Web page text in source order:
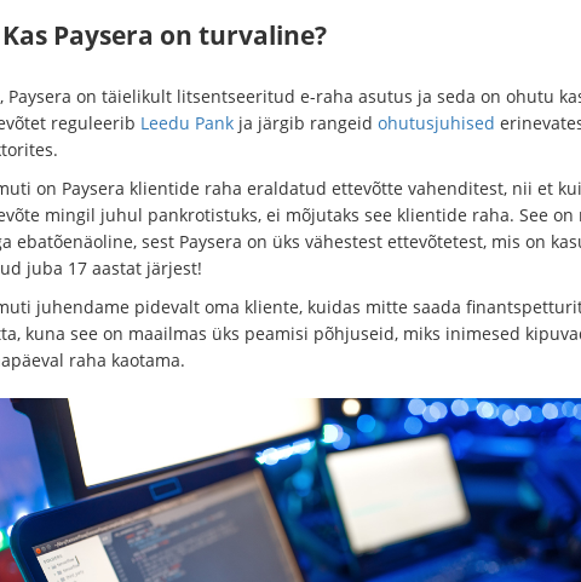
Paysera on turvaline?
Paysera on täielikult litsentseeritud e-raha asutus ja seda on ohutu
reguleerib Leedu Pankja järgib rangeid ohutusjuhised
on Paysera klientide raha eraldatud ettevõtte vahenditest, nii et kui
mingil juhul pankrotistuks, ei mõjutaks see klientide raha. See on
ebatõenäoline, sest Paysera on üks vähestest ettevõtetest, mis on
juba 17 aastat järjest!
juhendame pidevalt oma kliente, kuidas mitte saada
kuna see on maailmas üks peamisi põhjuseid, miks inimesed
raha kaotama.